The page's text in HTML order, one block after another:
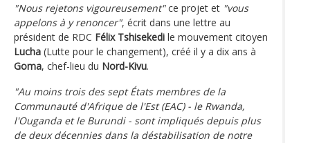
"Nous rejetons vigoureusement"ce projet et "vous
appelons à y renoncer", écrit dans une lettre au
président de RDC Félix Tshisekedi le mouvement citoyen
Lucha (Lutte pour le changement), créé il y a dix ans à
Goma, chef-lieu du Nord-Kivu.
"Au moins trois des sept États membres de la
Communauté d'Afrique de l'Est (EAC) - le Rwanda,
l'Ouganda et le Burundi - sont impliqués depuis plus
de deux décennies dans la déstabilisation de notre